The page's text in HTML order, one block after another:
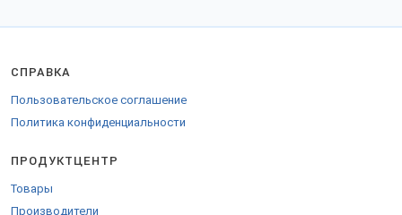
СПРАВКА
Пользовательское соглашение
Политика конфиденциальности
ПРОДУКТЦЕНТР
Товары
Производители